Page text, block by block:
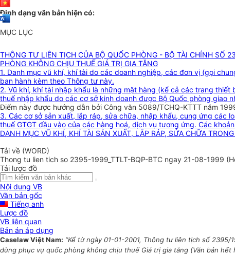
Định dạng văn bản hiện có:
MỤC LỤC
THÔNG TƯ LIÊN TỊCH CỦA BỘ QUỐC PHÒNG - BỘ TÀI CHÍNH SỐ
PHÒNG KHÔNG CHỊU THUẾ GIÁ TRỊ GIA TĂNG
1. Danh mục vũ khí, khí tài do các doanh nghiệp, các đơn vị (gọi
ban hành kèm theo Thông tư này.
2. Vũ khí, khí tài nhập khẩu là những mặt hàng (kể cả các trang
thuế nhập khẩu do các cơ sở kinh doanh được Bộ Quốc phòng giao
Điểm này được hướng dẫn bởi Công văn 5089/TCHQ-KTTT năm
3. Các cơ sở sản xuất, lắp ráp, sửa chữa, nhập khẩu, cung ứng các
thuế GTGT đầu vào của các hàng hoá, dịch vụ tương ứng. Các
DANH MỤC VŨ KHÍ, KHÍ TÀI SẢN XUẤT, LẮP RÁP, SỬA CHỮA
Tải về (WORD)
Thong tu lien tich so 2395-1999_TTLT-BQP-BTC ngay 21-08-1999
Tải lược đồ
Nội dung VB
Văn bản gốc
Tiếng anh
Lược đồ
VB liên quan
Bản án áp dụng
Caselaw Việt Nam: “Kể từ ngày 01-01-2001, Thông tư liên tịch số
dùng phục vụ quốc phòng không chịu thuế Giá trị gia tăng (Văn bản